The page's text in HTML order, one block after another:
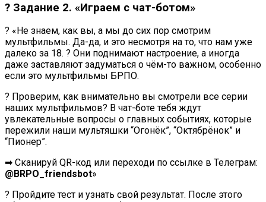
? Задание 2. «Играем с чат-ботом»
? «Не знаем, как вы, а мы до сих пор смотрим
мультфильмы. Да-да, и это несмотря на то, что нам уже
далеко за 18. ? Они поднимают настроение, а иногда
даже заставляют задуматься о чём-то важном, особенно
если это мультфильмы БРПО.
? Проверим, как внимательно вы смотрели все серии
наших мультфильмов? В чат-боте тебя ждут
увлекательные вопросы о главных событиях, которые
пережили наши мультяшки “Огонёк”, “Октябрёнок” и
“Пионер”.
➡ Сканируй QR-код или переходи по ссылке в Телеграм:
@BRPO_friendsbot»
? Пройдите тест и узнать свой результат. После этого